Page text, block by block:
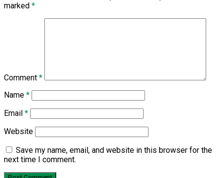
marked *
Comment *
Name *
Email *
Website
Save my name, email, and website in this browser for the
next time I comment.